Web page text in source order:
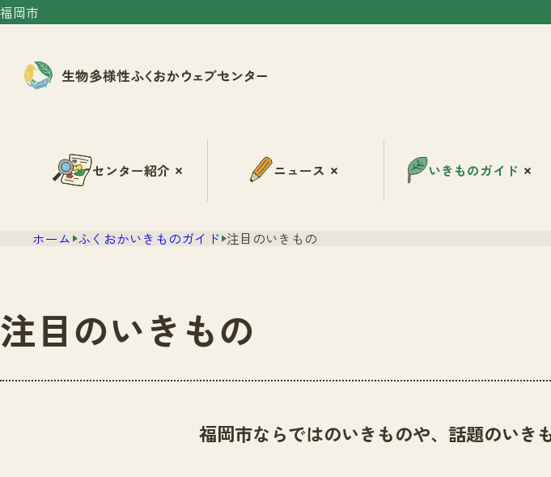
福岡市
センター紹介 ニュース いきものガイド
ホーム ふくおかいきものガイド 注目のいきもの
注目のいきもの
福岡市ならではのいきものや、話題のいき